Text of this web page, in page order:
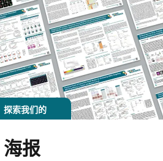
探索我们的
海报